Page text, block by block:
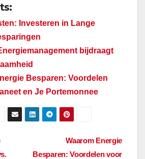
Investeren in Lange
bijdraagt
Besparen: Voordelen
en Je Portemonnee
Waarom Energie
Besparen: Voordelen voor